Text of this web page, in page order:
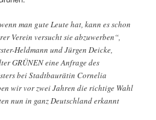
man gute Leute hat, kann es schon
Verein versucht sie abzuwerben“,
Heldmann und Jürgen Deicke,
GRÜNEN eine Anfrage des
bei Stadtbaurätin Cornelia
wir vor zwei Jahren die richtige Wahl
nun in ganz Deutschland erkannt